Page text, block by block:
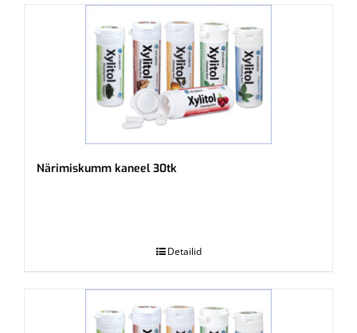
Närimiskumm kaneel 30tk
Detailid